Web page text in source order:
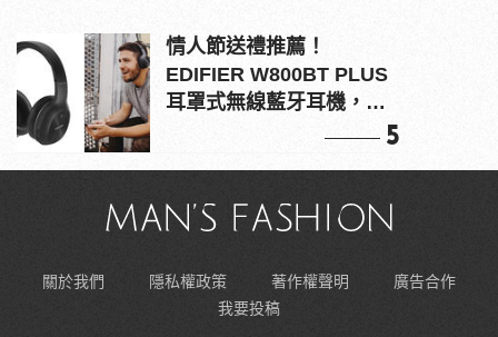
情人節送禮推薦！
EDIFIER W800BT PLUS
耳罩式無線藍牙耳機，在
5
關於我們 隱私權政策 著作權聲明
廣告合作
我要投稿